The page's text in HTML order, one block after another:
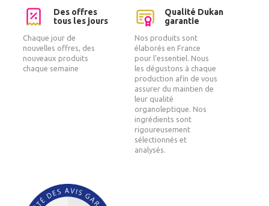
Des offres
tous les jours
Chaque jour de
nouvelles offres, des
nouveaux produits
chaque semaine
Qualité Dukan
garantie
Nos produits sont
élaborés en France
pour l'essentiel. Nous
les dégustons à chaque
production afin de vous
assurer du maintien de
leur qualité
organoleptique. Nos
ingrédients sont
rigoureusement
sélectionnés et
analysés.